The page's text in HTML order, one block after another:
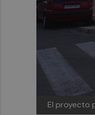
El proyecto